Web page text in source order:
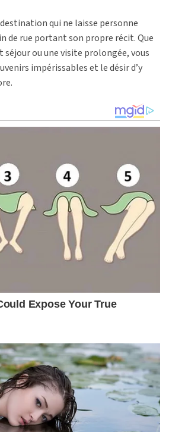
qui ne laisse personne
de rue portant son propre récit. Que
séjour ou une visite prolongée, vous
impérissables et le désir d’y